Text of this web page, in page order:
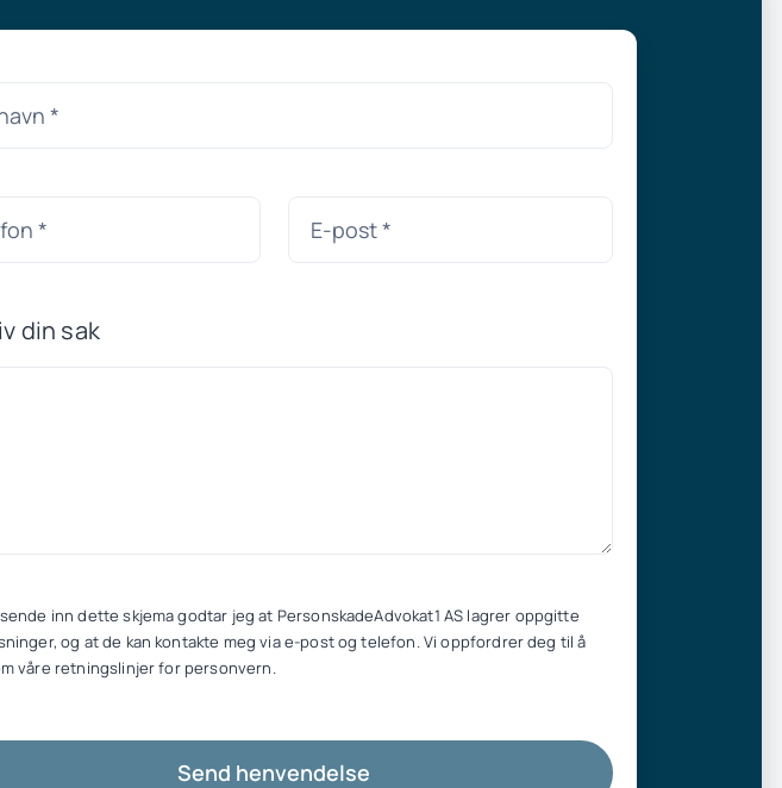
din sak
inn dette skjema godtar jeg at PersonskadeAdvokat1 AS lagrer oppgitte
og at de kan kontakte meg via e-post og telefon. Vi oppfordrer deg til å
våre retningslinjer for personvern.
Send henvendelse